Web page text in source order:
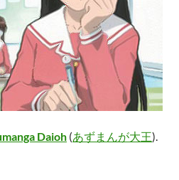
Daioh (あずまんが大王).